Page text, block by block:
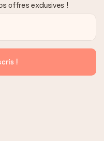
offres exclusives !
!